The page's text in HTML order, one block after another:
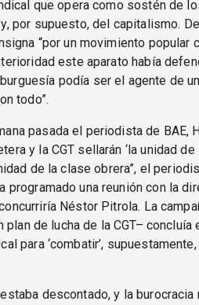
que opera como sostén de
por supuesto, del capitalismo.
“por un movimiento popular
este aparato había
podía ser el agente de
todo”.
pasada el periodista de BAE,
y la CGT sellarán ‘la unidad
de la clase obrera”, el
una reunión con la
Néstor Pitrola. La
de lucha de la CGT– concluía
para ‘combatir’,
descontado, y la burocracia